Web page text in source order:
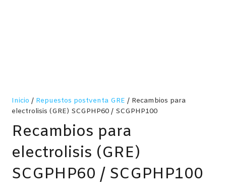
Inicio / Repuestos postventa GRE / Recambios para
electrolisis (GRE) SCGPHP60 / SCGPHP100
Recambios para
electrolisis (GRE)
SCGPHP60 / SCGPHP100